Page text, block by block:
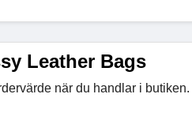
Leather Bags
när du handlar i butiken.